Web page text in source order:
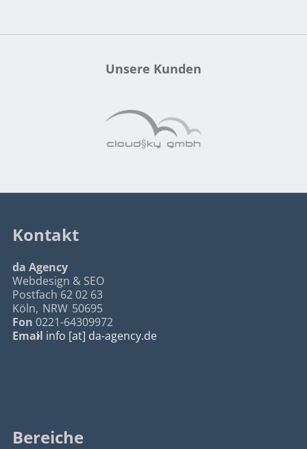
Unsere Kunden
Kontakt
da Agency
Webdesign & SEO
Postfach 62 02 63
Köln, NRW 50695
Fon 0221-64309972
Email info [at] da-agency.de
Bereiche